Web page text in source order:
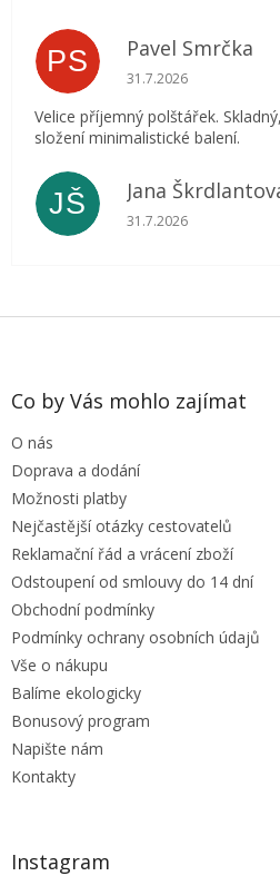
PS Pavel Smrčka
Hodnocení obchodu
31.7.2026
Velice příjemný polštářek.
složení minimalistické balení.
JŠ Jana
Hodnocení obchodu
31.7.2026
Z
Co by Vás mohlo zajímat
O nás
Doprava a dodání
Možnosti platby
Nejčastější otázky cestovatelů
Reklamační řád a vrácení zboží
Odstoupení od smlouvy do 14 dní
Obchodní podmínky
Podmínky ochrany osobních údajů
Vše o nákupu
Balíme ekologicky
Bonusový program
Napište nám
Kontakty
Instagram